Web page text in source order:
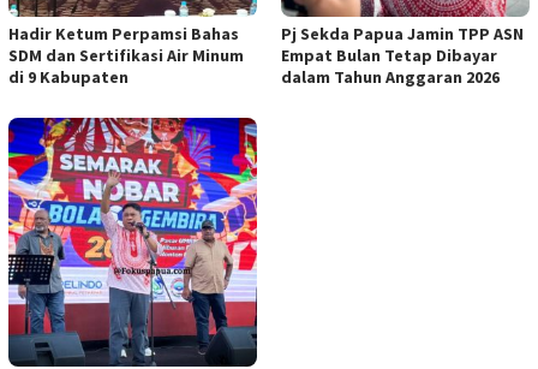
Hadir Ketum Perpamsi Bahas
SDM dan Sertifikasi Air Minum
di 9 Kabupaten
Pj Sekda Papua Jamin TPP ASN
Empat Bulan Tetap Dibayar
dalam Tahun Anggaran 2026